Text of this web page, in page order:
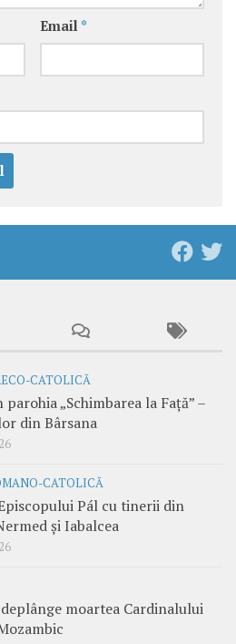
Email *
CATOLICĂ
parohia „Schimbarea la Față” –
din Bârsana
CATOLICĂ
Pál cu tinerii din
și Iabalcea
moartea Cardinalului